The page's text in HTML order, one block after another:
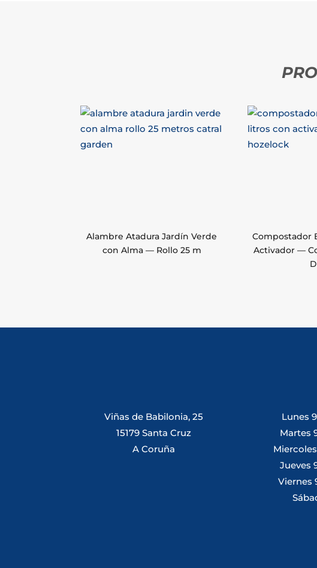
Alambre Atadura Jardín Verde
con Alma — Rollo 25 m
Compostador
Activador —
Viñas de Babilonia, 25
15179 Santa Cruz
A Coruña
Lunes
Martes
Jueves
Viernes